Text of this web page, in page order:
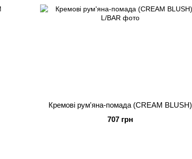
Кремові рум'яна-помада (CREAM BLUSH)
707 грн